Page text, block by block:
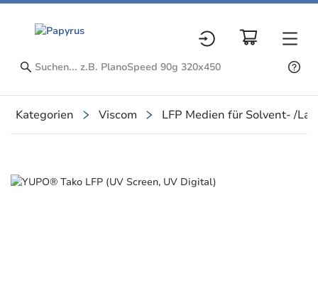
Kategorien Viscom LFP Medien für Solvent- /
Slide 1 of 1